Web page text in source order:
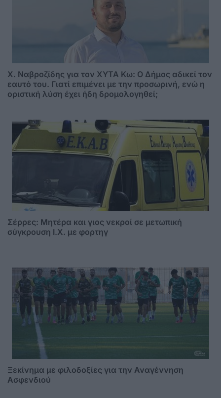
Χ. Ναβροζίδης για τον ΧΥΤΑ Kω: Ο Δήμος αδικεί τον
εαυτό του. Γιατί επιμένει με την προσωρινή, ενώ η
οριστική λύση έχει ήδη δρομολογηθεί;
Σέρρες: Μητέρα και γιος νεκροί σε μετωπική
σύγκρουση Ι.Χ. με φορτηγ
Ξεκίνημα με φιλοδοξίες για την Αναγέννηση
Ασφενδιού